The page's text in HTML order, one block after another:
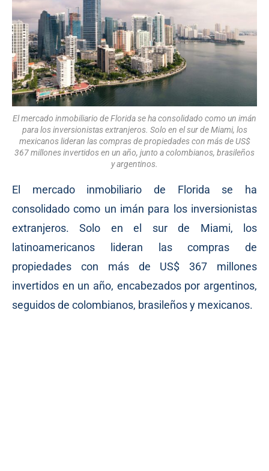
El mercado inmobiliario de Florida se ha consolidado como un imán
para los inversionistas extranjeros. Solo en el sur de Miami, los
mexicanos lideran las compras de propiedades con más de US$
367 millones invertidos en un año, junto a colombianos, brasileños
y argentinos.
El mercado inmobiliario de Florida se ha
consolidado como un imán para los inversionistas
extranjeros. Solo en el sur de Miami, los
latinoamericanos lideran las compras de
propiedades con más de US$ 367 millones
invertidos en un año, encabezados por argentinos,
seguidos de colombianos, brasileños y mexicanos.